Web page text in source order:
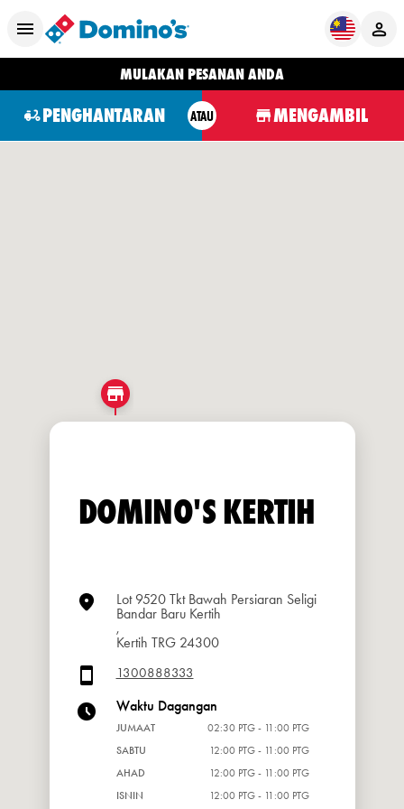
MULAKAN PESANAN ANDA
PENGHANTARAN ATAU MENGAMBIL
DOMINO'S KERTIH
Lot 9520 Tkt Bawah Persiaran Seligi
Bandar Baru Kertih
,
Kertih TRG 24300
1300888333
Waktu Dagangan
JUMAAT
02:30 PTG - 11:00 PTG
SABTU
12:00 PTG - 11:00 PTG
AHAD
12:00 PTG - 11:00 PTG
ISNIN
12:00 PTG - 11:00 PTG